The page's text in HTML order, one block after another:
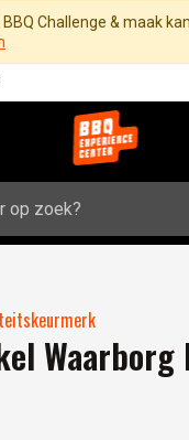
Challenge & maak
Waarborg